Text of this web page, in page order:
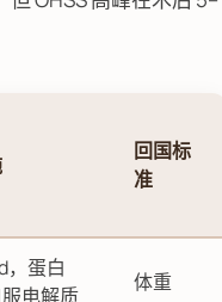
回国标
准
，蛋白
电解质
体重